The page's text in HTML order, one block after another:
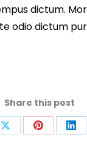
dictum.
odio dictum
Share this post
Share Share